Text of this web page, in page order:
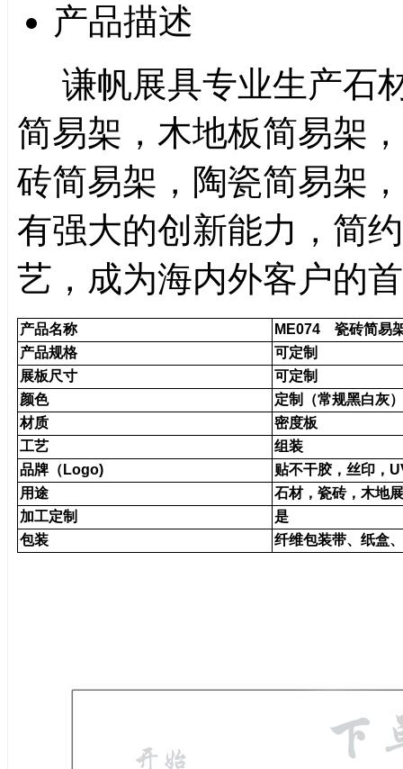
产品描述
谦帆展具专业生产石
简易架，木地板简易架
砖简易架，陶瓷简易架
有强大的创新能力，简
艺，成为海内外客户的
产品名称
ME074 瓷砖简易
产品规格
可定制
展板尺寸
可定制
颜色
定制（常规黑白灰）
材质
密度板
工艺
组装
品牌（Logo)
贴不干胶，丝印，
用途
石材，瓷砖，木地
加工定制
是
包装
纤维包装带、纸盒